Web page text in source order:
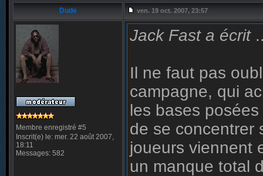
Dude ven. 19 oct. 2007, 23:57
Membre enregistré #5
Inscrit(e) le: mer. 22 août 2007,
18:11
Messages: 582
Jack Fast a écrit
Il ne faut pas
campagne, qui
les bases
de se concentrer
joueurs viennent
un manque total